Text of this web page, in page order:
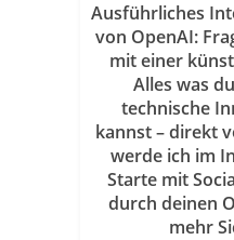
Ausführliches
von OpenAI:
mit einer
Alles was
technische
kannst – direkt
werde ich im
Starte mit
durch deinen
mehr